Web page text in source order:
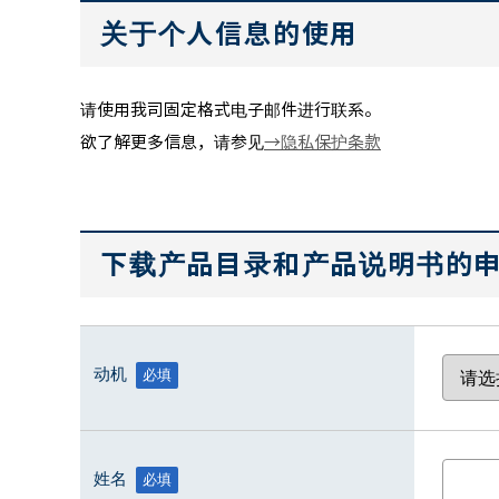
关于个人信息的使用
请使用我司固定格式电子邮件进行联系。
欲了解更多信息，请参见→隐私保护条款
下载产品目录和产品说明书的
动机 必填
姓名 必填